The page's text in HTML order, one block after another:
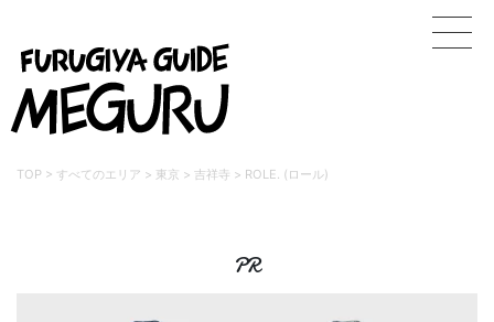
TOP > すべてのエリア > 東京 > 吉祥寺 > ROLE. (ロール)
PR